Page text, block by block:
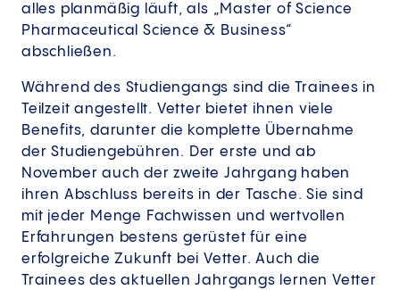
alles planmäßig läuft, als „Master of Science
Pharmaceutical Science & Business“
abschließen.
Während des Studiengangs sind die Trainees in
Teilzeit angestellt. Vetter bietet ihnen viele
Benefits, darunter die komplette Übernahme
der Studiengebühren. Der erste und ab
November auch der zweite Jahrgang haben
ihren Abschluss bereits in der Tasche. Sie sind
mit jeder Menge Fachwissen und wertvollen
Erfahrungen bestens gerüstet für eine
erfolgreiche Zukunft bei Vetter. Auch die
Trainees des aktuellen Jahrgangs lernen Vetter